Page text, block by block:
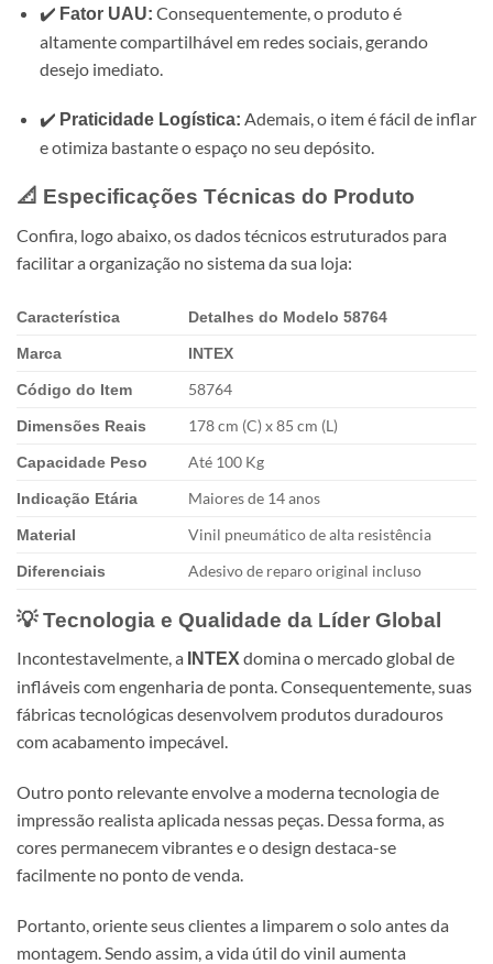
✔️ Fator UAU: Consequentemente, o produto é
altamente compartilhável em redes sociais, gerando
desejo imediato.
✔️ Praticidade Logística: Ademais, o item é fácil de inflar
e otimiza bastante o espaço no seu depósito.
📐 Especificações Técnicas do Produto
Confira, logo abaixo, os dados técnicos estruturados para
facilitar a organização no sistema da sua loja:
Característica Detalhes do Modelo 58764
Marca INTEX
Código do Item 58764
Dimensões Reais 178 cm (C) x 85 cm (L)
Capacidade Peso Até 100 Kg
Indicação Etária Maiores de 14 anos
Material Vinil pneumático de alta resistência
Diferenciais Adesivo de reparo original incluso
💡 Tecnologia e Qualidade da Líder Global
Incontestavelmente, a INTEX domina o mercado global de
infláveis com engenharia de ponta. Consequentemente, suas
fábricas tecnológicas desenvolvem produtos duradouros
com acabamento impecável.
Outro ponto relevante envolve a moderna tecnologia de
impressão realista aplicada nessas peças. Dessa forma, as
cores permanecem vibrantes e o design destaca-se
facilmente no ponto de venda.
Portanto, oriente seus clientes a limparem o solo antes da
montagem. Sendo assim, a vida útil do vinil aumenta